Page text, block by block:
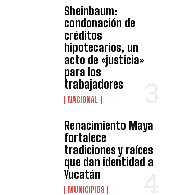
Sheinbaum:
condonación de
créditos
hipotecarios, un
acto de «justicia»
para los
trabajadores
NACIONAL
Renacimiento Maya
fortalece
tradiciones y raíces
que dan identidad a
Yucatán
MUNICIPIOS